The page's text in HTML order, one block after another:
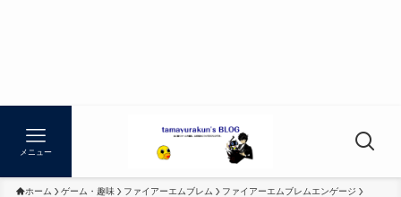
メニュー
ホーム ゲーム・趣味 ファイアーエムブレム ファイアーエムブレムエンゲージ